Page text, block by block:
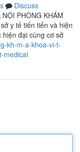
Discuss
PHÒNG KHÁM
y tế tiến tiến và hiện
đại cùng cơ sở
kh-m-a-khoa-vi-t-
medical